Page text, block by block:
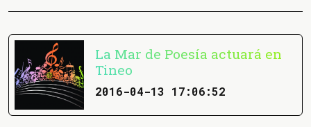
La Mar de Poesía actuará en
Tineo
2016-04-13 17:06:52